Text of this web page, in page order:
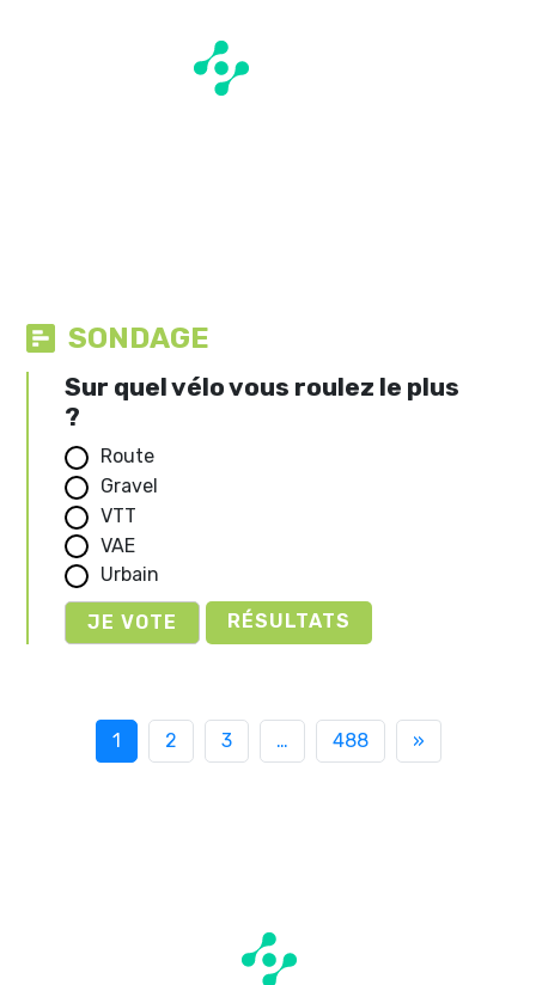
SONDAGE
Sur quel vélo vous roulez le plus
?
Route
Gravel
VTT
VAE
Urbain
RÉSULTATS
1 2 3 … 488 »